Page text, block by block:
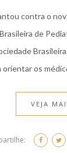
contra o
de
orientar os
VEJA